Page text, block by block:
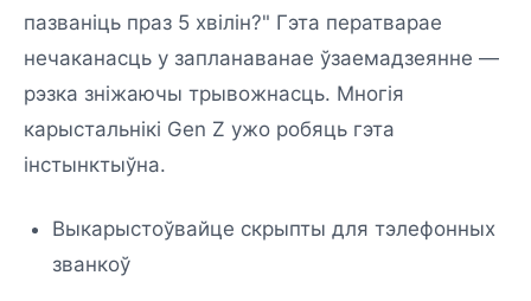
пазваніць праз 5 хвілін?" Гэта ператварае
нечаканасць у запланаванае ўзаемадзеянне —
рэзка зніжаючы трывожнасць. Многія
карыстальнікі Gen Z ужо робяць гэта
інстынктыўна.
Выкарыстоўвайце скрыпты для тэлефонных
званкоў